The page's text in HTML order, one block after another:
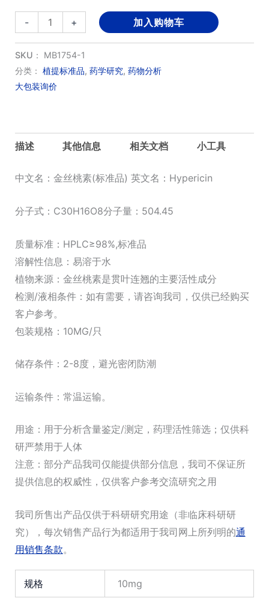
-
丝
桃
素
(标
数
+ 加入购物车
SKU： MB1754-1
分类： 植提标准品, 药学研究, 药物分析
大包装询价
描述 其他信息 相关文档 小工具
中文名：金丝桃素(标准品) 英文名：Hypericin
分子式：C30H16O8分子量：504.45
质量标准：HPLC≥98%,标准品
溶解性信息：易溶于水
植物来源：金丝桃素是贯叶连翘的主要活性成分
检测/液相条件：如有需要，请咨询我司，仅供已经购买
客户参考。
包装规格：10MG/只
储存条件：2-8度，避光密闭防潮
运输条件：常温运输。
用途：用于分析含量鉴定/测定，药理活性筛选；仅供科
研严禁用于人体
注意：部分产品我司仅能提供部分信息，我司不保证所
提供信息的权威性，仅供客户参考交流研究之用
我司所售出产品仅供于科研研究用途（非临床科研研
究），每次销售产品行为都适用于我司网上所列明的通
用销售条款。
规格 10mg